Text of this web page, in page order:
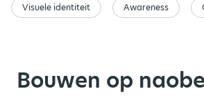
Visuele identiteit Awareness
Bouwen op